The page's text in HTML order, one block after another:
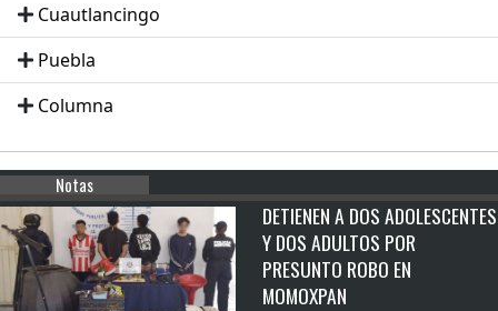
Cuautlancingo
Puebla
Columna
Notas
DETIENEN A DOS ADOLESCENTES
Y DOS ADULTOS POR
PRESUNTO ROBO EN
MOMOXPAN